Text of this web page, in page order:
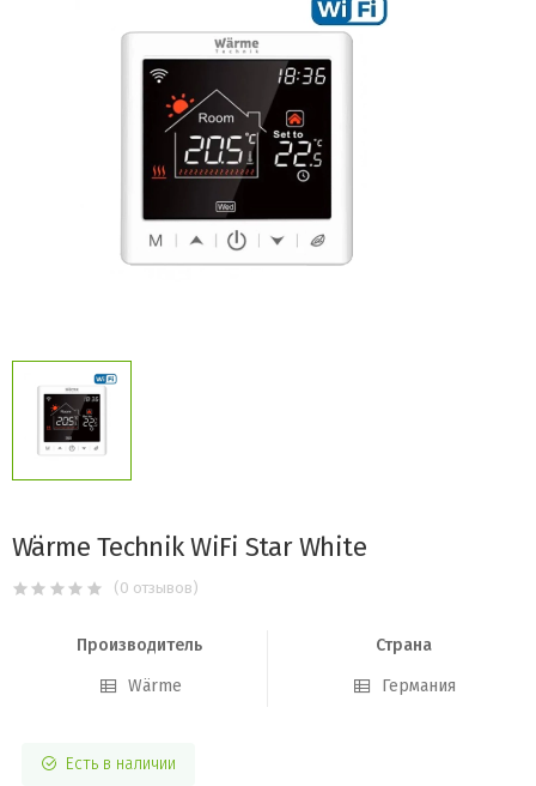
Wärme Technik WiFi Star White
(0 отзывов)
Производитель
Wärme
Страна
Германия
Есть в наличии